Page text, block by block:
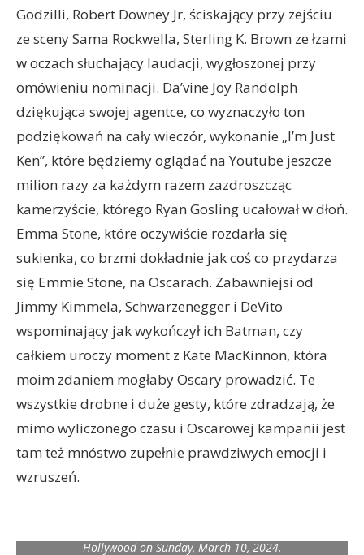
Godzilli, Robert Downey Jr, ściskający przy zejściu
ze sceny Sama Rockwella, Sterling K. Brown ze łzami
w oczach słuchający laudacji, wygłoszonej przy
omówieniu nominacji. Da’vine Joy Randolph
dziękująca swojej agentce, co wyznaczyło ton
podziękowań na cały wieczór, wykonanie „I’m Just
Ken”, które będziemy oglądać na Youtube jeszcze
milion razy za każdym razem zazdroszcząc
kamerzyście, którego Ryan Gosling ucałował w dłoń.
Emma Stone, które oczywiście rozdarła się
sukienka, co brzmi dokładnie jak coś co przydarza
się Emmie Stone, na Oscarach. Zabawniejsi od
Jimmy Kimmela, Schwarzenegger i DeVito
wspominający jak wykończył ich Batman, czy
całkiem uroczy moment z Kate MacKinnon, która
moim zdaniem mogłaby Oscary prowadzić. Te
wszystkie drobne i duże gesty, które zdradzają, że
mimo wyliczonego czasu i Oscarowej kampanii jest
tam też mnóstwo zupełnie prawdziwych emocji i
wzruszeń.
Hollywood on Sunday, March 10, 2024.